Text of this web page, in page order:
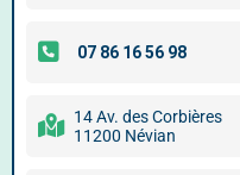
14 Av. des Corbières
11200 Névian